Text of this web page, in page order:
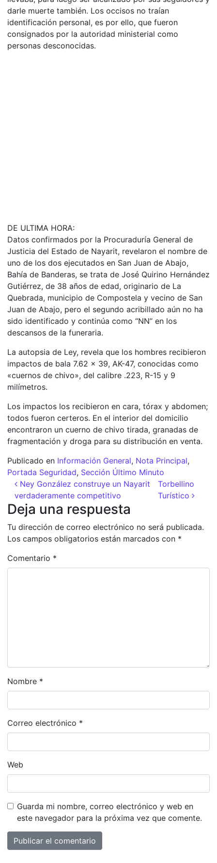
darle muerte también. Los occisos no traían
identificación personal, es por ello, que fueron
consignados por la autoridad ministerial como
personas desconocidas.
DE ULTIMA HORA:
Datos confirmados por la Procuraduría General de
Justicia del Estado de Nayarit, revelaron el nombre de
uno de los dos ejecutados en San Juan de Abajo,
Bahía de Banderas, se trata de José Quirino Hernández
Gutiérrez, de 38 años de edad, originario de La
Quebrada, municipio de Compostela y vecino de San
Juan de Abajo, pero el segundo acribillado aún no ha
sido identificado y continúa como “NN” en los
descansos de la funeraria.
La autopsia de Ley, revela que los hombres recibieron
impactos de bala 7.62 x 39, AK-47, conocidas como
«cuernos de chivo», del calibre .223, R-15 y 9
milímetros.
Los impactos los recibieron en cara, tórax y abdomen;
todos fueron certeros. En el interior del domicilio
encontraron un cuerno de chivo tirada, granadas de
fragmentación y droga para su distribución en venta.
Publicado en Información General, Nota Principal,
Portada Seguridad, Sección Último Minuto
Navegación de entradas
Ney González construye un Nayarit
verdaderamente competitivo
Torbellino
Turístico
Deja una respuesta
Tu dirección de correo electrónico no será publicada.
Los campos obligatorios están marcados con *
Comentario *
Nombre *
Correo electrónico *
Web
Guarda mi nombre, correo electrónico y web en
este navegador para la próxima vez que comente.